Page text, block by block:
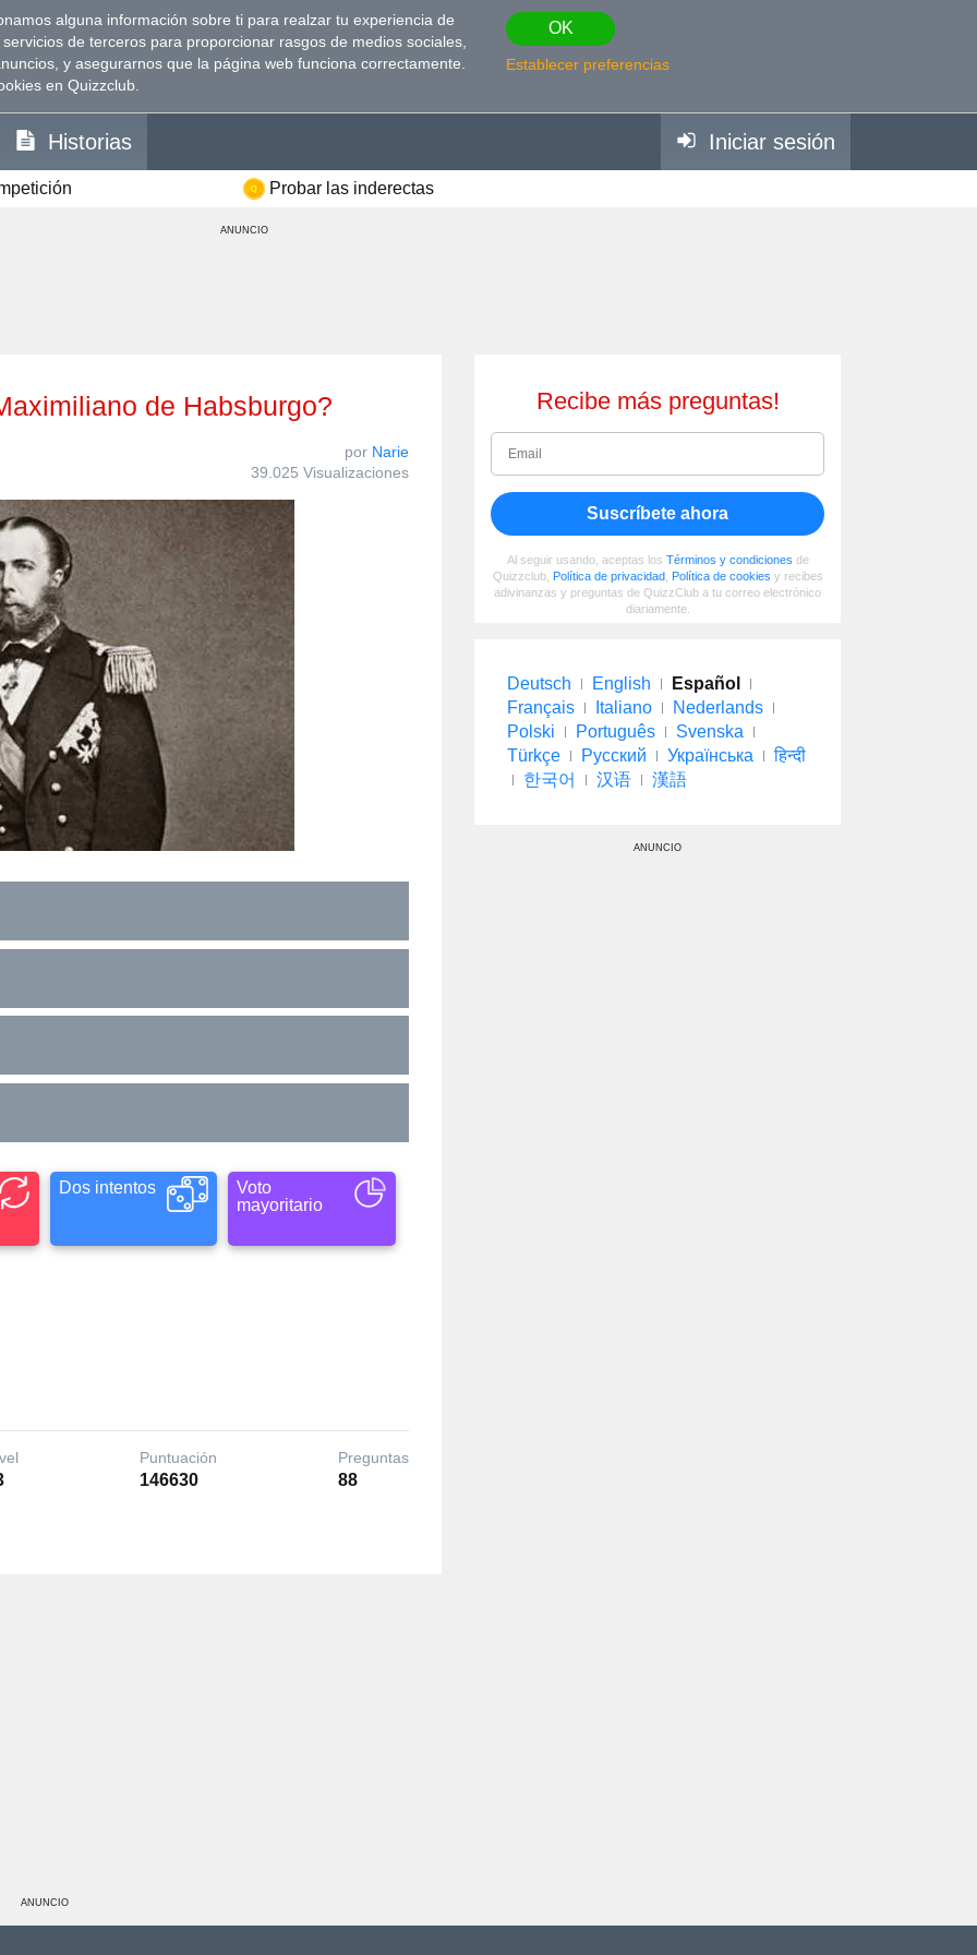
alguna información sobre ti para realzar tu experiencia de
de terceros para proporcionar rasgos de medios sociales,
y asegurarnos que la página web funciona correctamente.
en Quizzclub.
OK
Establecer preferencias
Historias Iniciar sesión
Probar las inderectas
ANUNCIO
de Habsburgo?
por Narie
39.025 Visualizaciones
Dos intentos
Voto
mayoritario
Puntuación
146630
Preguntas
88
ANUNCIO
Recibe más preguntas!
Suscríbete ahora
Al seguir usando, aceptas los Términos y condiciones de
Quizzclub, Política de privacidad, Política de cookies y recibes
adivinanzas y preguntas de QuizzClub a tu correo electrónico
diariamente.
Deutsch English
Español
Français
Italiano
Nederlands
Polski
Português
Svenska
Türkçe
Русский Українська
हिन्दी
한국어
汉语 漢語
ANUNCIO